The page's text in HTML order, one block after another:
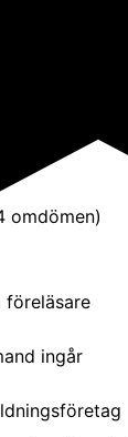
omdömen)
föreläsare
ingår